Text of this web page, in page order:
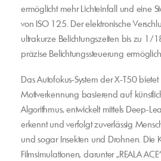
ermöglicht mehr Lichteinfall und eine
von ISO 125. Der elektronische
ultrakurze Belichtungszeiten bis zu 1/
präzise Belichtungssteuerung
Das Autofokus-System der X-T50
Motiverkennung basierend auf
Algorithmus, entwickelt mittels Deep-
erkennt und verfolgt zuverlässig
und sogar Insekten und Drohnen. Die
Filmsimulationen, darunter „REALA